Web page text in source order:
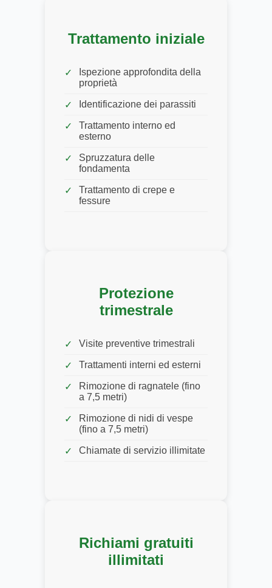
Trattamento iniziale
Ispezione approfondita della
proprietà
Identificazione dei parassiti
Trattamento interno ed
esterno
Spruzzatura delle
fondamenta
Trattamento di crepe e
fessure
Protezione
trimestrale
Visite preventive trimestrali
Trattamenti interni ed esterni
Rimozione di ragnatele (fino
a 7,5 metri)
Rimozione di nidi di vespe
(fino a 7,5 metri)
Chiamate di servizio illimitate
Richiami gratuiti
illimitati